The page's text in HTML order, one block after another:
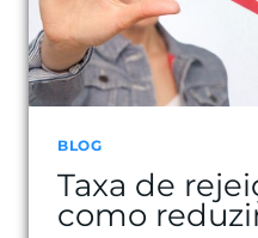
BLOG
Taxa de
como